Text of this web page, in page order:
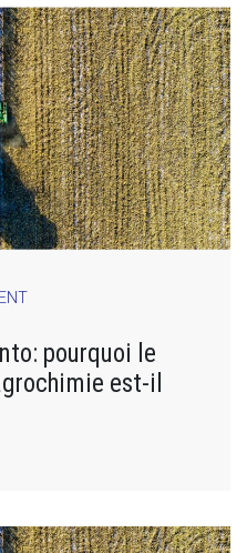
pourquoi le
est-il